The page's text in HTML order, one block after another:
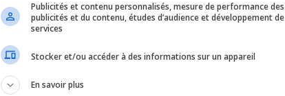
Publicités et contenu personnalisés, mesure de performance des
publicités et du contenu, études d’audience et développement de
services
Stocker et/ou accéder à des informations sur un appareil
En savoir plus